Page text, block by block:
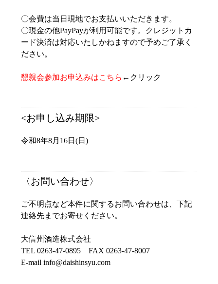
〇会費は当日現地でお支払いいただきます。
〇現金の他PayPayが利用可能です。クレジットカ
ード決済は対応いたしかねますので予めご了承く
ださい。
懇親会参加お申込みはこちら ←クリック
<お申し込み期限>
令和8年8月16日(日)
〈お問い合わせ〉
ご不明点など本件に関するお問い合わせは、下記
連絡先までお寄せください。
大信州酒造株式会社
TEL 0263-47-0895 FAX 0263-47-8007
E-mail info@daishinsyu.com